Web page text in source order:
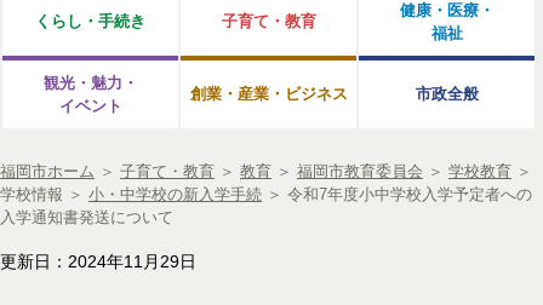
くらし・手続き 子育て・教育
健康・医療・
福祉
観光・魅力・
イベント
創業・産業・ビジネス 市政全般
福岡市ホーム ＞ 子育て・教育 ＞ 教育 ＞ 福岡市教育委員会 ＞ 学校教育 ＞
学校情報 ＞ 小・中学校の新入学手続 ＞ 令和7年度小中学校入学予定者への
入学通知書発送について
更新日：2024年11月29日